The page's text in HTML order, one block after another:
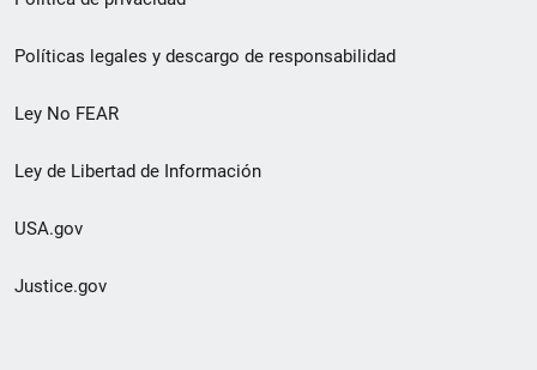
de
página
Políticas legales y descargo de responsabilidad
Ley No FEAR
Ley de Libertad de Información
USA.gov
Justice.gov